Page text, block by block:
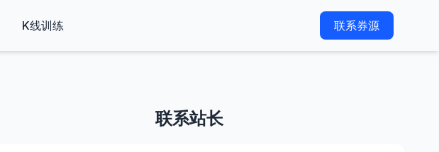
K线训练 联系券源
联系站长